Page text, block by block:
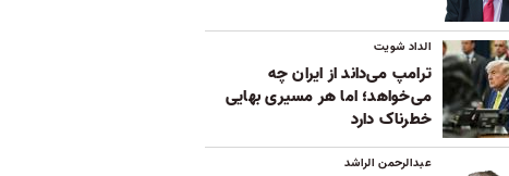
الداد شویت
ترامپ می‌داند از ایران چه
می‌خواهد؛ اما هر مسیری بهایی
خطرناک دارد
عبدالرحمن الراشد